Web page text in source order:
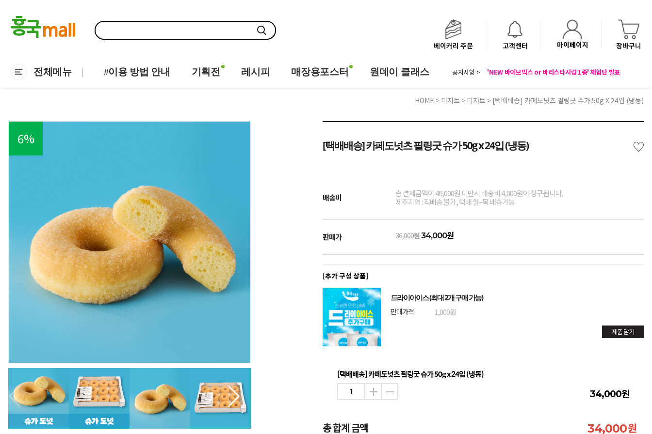
베이커리 주문 고객센터 마이페이지 장바구니
전체메뉴 #이용 방법 안내 기획전 레시피 매장용포스터 원데이 클래스 공지사항 >
'NEW 바이브믹스 or 바리스타시럽 1종' 체험단 발표
HOME > 디저트 > 디저트 > [택배배송] 카페도넛츠 필링굿 슈가 50g X 24입 (냉동)
6% [택배배송] 카페도넛츠 필링굿 슈가 50g x 24입 (냉동) ♡
배송비
총 결제금액이 49,000원 미만시 배송비 4,000원이 청구됩니다.
제주지역 : 직배송 불가, 택배 월~목 배송가능
판매가 36,000원34,000원
[추가 구성 상품]
드라이아이스 (최대 2개 구매 가능)
판매가격
1,000원
제품 담기
[택배배송] 카페도넛츠 필링굿 슈가 50g x 24입 (냉동)
34,000원
총 합계 금액 34,000원